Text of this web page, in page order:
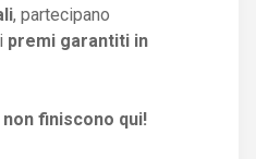
, partecipano
premi garantiti in
finiscono qui!